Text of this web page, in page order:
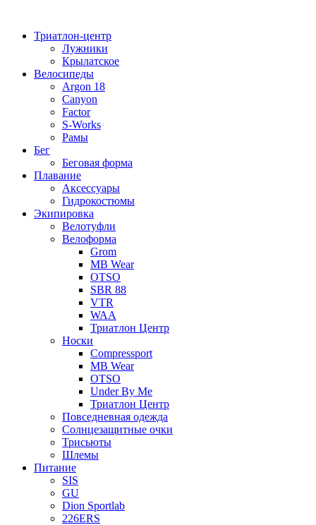
содержимому
Триатлон-центр
Лужники
Крылатское
Велосипеды
Argon 18
Canyon
Factor
S-Works
Рамы
Бег
Беговая форма
Плавание
Аксессуары
Гидрокостюмы
Экипировка
Велотуфли
Велоформа
Grom
MB Wear
OTSO
SBR 88
VTR
WAA
Триатлон Центр
Носки
Compressport
MB Wear
OTSO
Under By Me
Триатлон Центр
Повседневная одежда
Солнцезащитные очки
Трисьюты
Шлемы
Питание
SIS
GU
Dion Sportlab
226ERS